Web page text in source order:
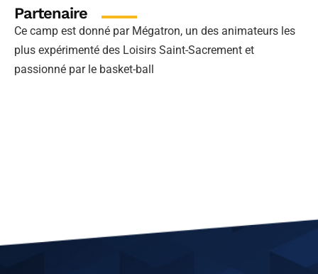
Partenaire
Ce camp est donné par Mégatron, un des animateurs les
plus expérimenté des Loisirs Saint-Sacrement et
passionné par le basket-ball